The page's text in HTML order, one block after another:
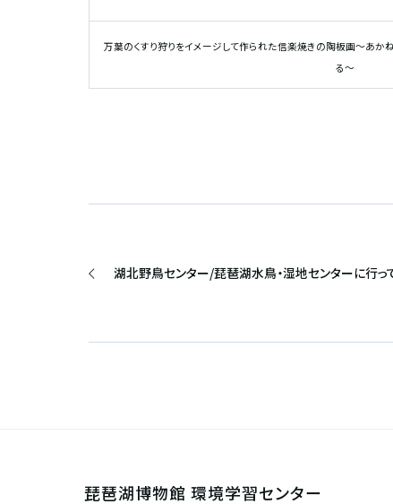
万葉のくすり狩りをイメージして作られた信楽焼きの陶板画～あ
る～
湖北野鳥センター/琵琶湖水鳥・湿地センターに行っ
琵琶湖博物館 環境学習センター